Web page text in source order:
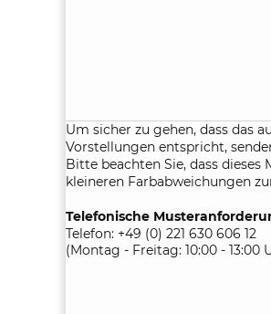
für Sie anfertigen. Bitte
Rückgabebedingungen für
Um sicher zu gehen, dass das
Vorstellungen entspricht,
Bitte beachten Sie, dass
kleineren Farbabweichungen
Telefonische
Telefon: +49 (0) 221 630 606 12
(Montag - Freitag: 10:00 - 13:00